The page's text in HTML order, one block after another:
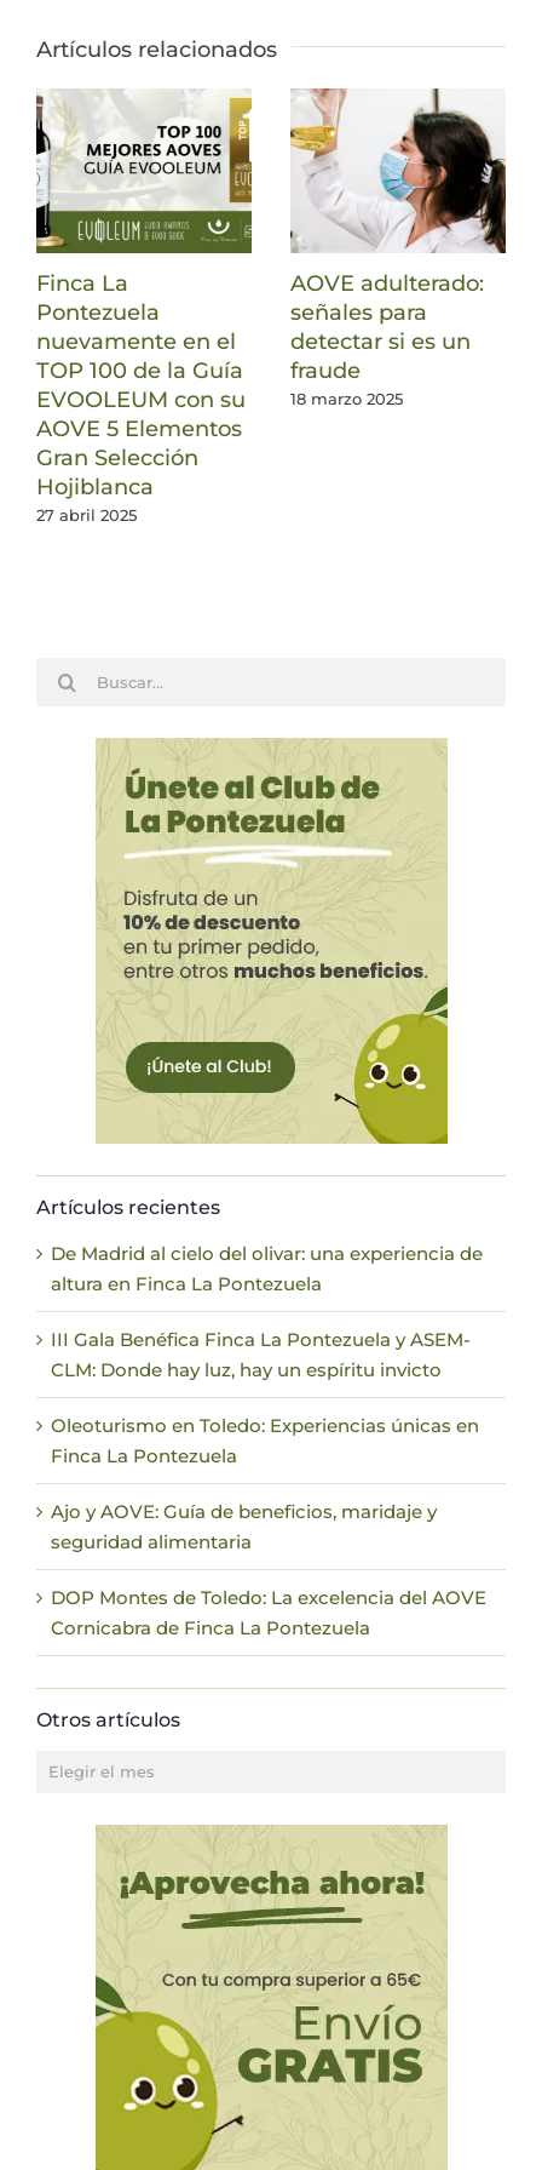
Artículos relacionados
Finca La
Pontezuela
nuevamente en el
TOP 100 de la Guía
EVOOLEUM con su
AOVE 5 Elementos
Gran Selección
Hojiblanca
27 abril 2025
AOVE adulterado:
señales para
detectar si es un
fraude
18 marzo 2025
Buscar:
Artículos recientes
De Madrid al cielo del olivar: una experiencia de
altura en Finca La Pontezuela
III Gala Benéfica Finca La Pontezuela y ASEM-
CLM: Donde hay luz, hay un espíritu invicto
Oleoturismo en Toledo: Experiencias únicas en
Finca La Pontezuela
Ajo y AOVE: Guía de beneficios, maridaje y
seguridad alimentaria
DOP Montes de Toledo: La excelencia del AOVE
Cornicabra de Finca La Pontezuela
Otros artículos
Otros